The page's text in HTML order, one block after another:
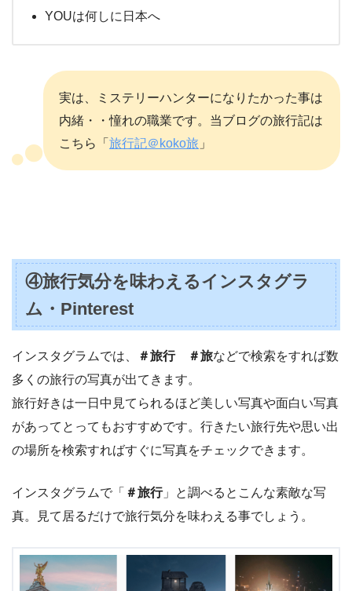
YOUは何しに日本へ
実は、ミステリーハンターになりたかった事は
内緒・・憧れの職業です。当ブログの旅行記は
こちら「 旅行記＠koko旅 」
④旅行気分を味わえるインスタグラ
ム・Pinterest
インスタグラムでは、 ＃旅行 ＃旅などで検索をすれば数
多くの旅行の写真が出てきます。
旅行好きは一日中見てられるほど美しい写真や面白い写真
があってとってもおすすめです。行きたい旅行先や思い出
の場所を検索すればすぐに写真をチェックできます。
インスタグラムで「 ＃旅行」と調べるとこんな素敵な写
真。見て居るだけで旅行気分を味わえる事でしょう。